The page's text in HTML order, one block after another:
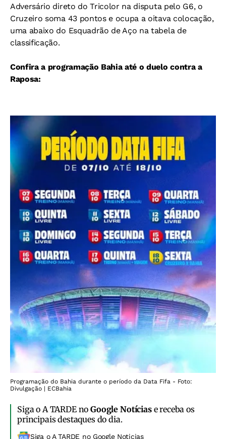
Adversário direto do Tricolor na disputa pelo G6, o
Cruzeiro soma 43 pontos e ocupa a oitava colocação,
uma abaixo do Esquadrão de Aço na tabela de
classificação.
Confira a programação Bahia até o duelo contra a
Raposa:
Programação do Bahia durante o período da Data Fifa - Foto:
Divulgação | ECBahia
Siga o A TARDE noGoogle Notíciase receba os
principais destaques do dia.
Siga o A TARDE no Google Noticias